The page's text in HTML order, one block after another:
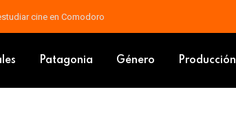
cine en Comodoro
Patagonia Género Producción